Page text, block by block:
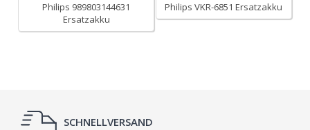
Philips 989803144631
Ersatzakku
Philips VKR-6851 Ersatzakku
SCHNELLVERSAND